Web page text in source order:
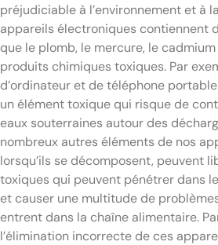
préjudiciable à l’environnement et à
appareils électroniques contiennent
que le plomb, le mercure, le
produits chimiques toxiques. Par
d’ordinateur et de téléphone
un élément toxique qui risque de
eaux souterraines autour des
nombreux autres éléments de nos
lorsqu’ils se décomposent, peuvent
toxiques qui peuvent pénétrer dans
et causer une multitude de
entrent dans la chaîne alimentaire.
l’élimination incorrecte de ces